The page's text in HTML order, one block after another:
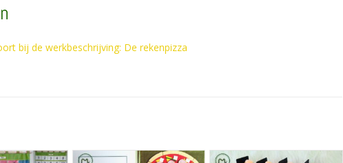
bij de werkbeschrijving: De rekenpizza